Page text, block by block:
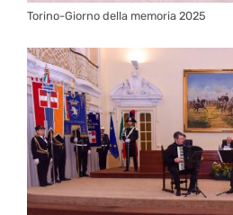
Torino-Giorno della memoria 2025